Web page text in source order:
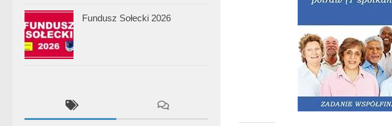
Fundusz Sołecki 2026